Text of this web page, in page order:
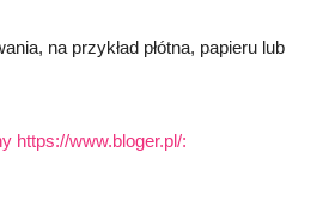
na przykład płótna, papieru lub
https://www.bloger.pl/: